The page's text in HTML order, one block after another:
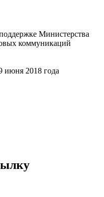
Министерства
коммуникаций
июня 2018 года